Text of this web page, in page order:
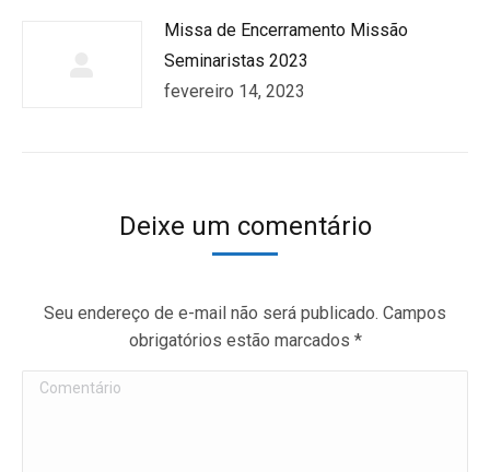
Missa de Encerramento Missão
Seminaristas 2023
fevereiro 14, 2023
Deixe um comentário
Seu endereço de e-mail não será publicado. Campos
obrigatórios estão marcados *
Comentário